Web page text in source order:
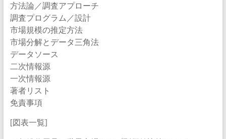
方法論／調査アプローチ
調査プログラム／設計
市場規模の推定方法
市場分解とデータ三角法
データソース
二次情報源
一次情報源
著者リスト
免責事項
[図表一覧]